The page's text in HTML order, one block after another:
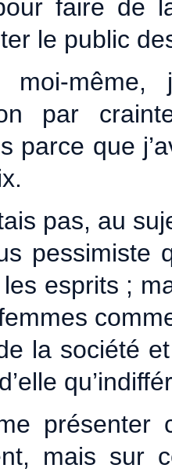
faire de
le public
moi-
par
parce que
pas, au
pessimiste
esprits ;
la société
présenter
mais sur